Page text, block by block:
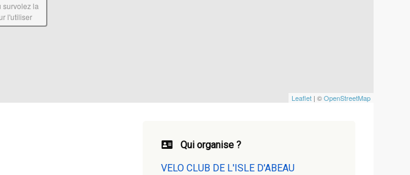
Leaflet | ©OpenStreetMap
survolez la
l'utiliser
Qui organise ?
VELO CLUB DE L'ISLE D'ABEAU